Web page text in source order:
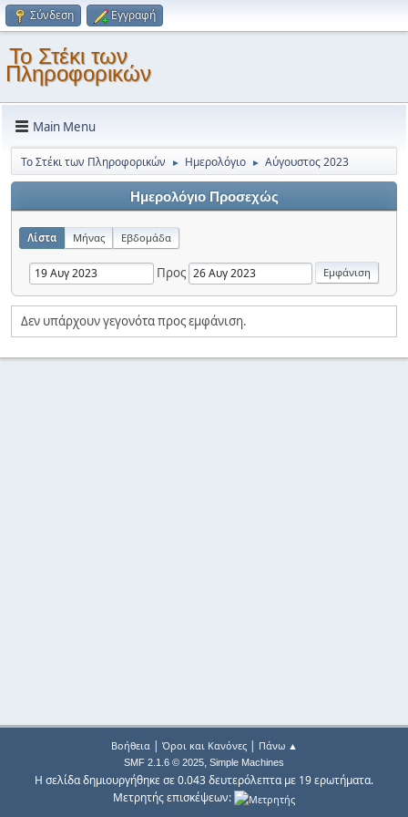
Σύνδεση Εγγραφή
Το Στέκι των
Πληροφορικών
Main Menu
Το Στέκι των Πληροφορικών ► Ημερολόγιο ► Αύγουστος 2023
Ημερολόγιο Προσεχώς
Λίστα Μήνας Εβδομάδα
Προς
Δεν υπάρχουν γεγονότα προς εμφάνιση.
Βοήθεια| Όροι και Κανόνες| Πάνω ▲
SMF 2.1.6 © 2025, Simple Machines
Η σελίδα δημιουργήθηκε σε 0.043 δευτερόλεπτα με 19 ερωτήματα.
Μετρητής επισκέψεων: